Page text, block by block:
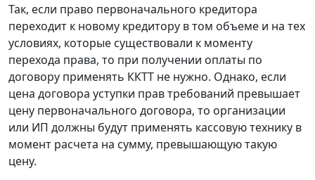
Так, если право первоначального кредитора
переходит к новому кредитору в том объеме и на тех
условиях, которые существовали к моменту
перехода права, то при получении оплаты по
договору применять ККТТ не нужно. Однако, если
цена договора уступки прав требований превышает
цену первоначального договора, то организации
или ИП должны будут применять кассовую технику в
момент расчета на сумму, превышающую такую
цену.